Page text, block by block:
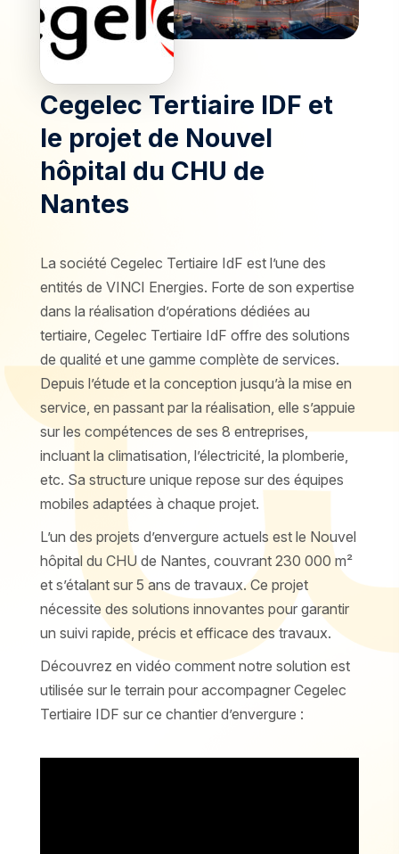
Cegelec Tertiaire IDF et
le projet de Nouvel
hôpital du CHU de
Nantes
La société Cegelec Tertiaire IdF est l’une des
entités de VINCI Energies. Forte de son expertise
dans la réalisation d’opérations dédiées au
tertiaire, Cegelec Tertiaire IdF offre des solutions
de qualité et une gamme complète de services.
Depuis l’étude et la conception jusqu’à la mise en
service, en passant par la réalisation, elle s’appuie
sur les compétences de ses 8 entreprises,
incluant la climatisation, l’électricité, la plomberie,
etc. Sa structure unique repose sur des équipes
mobiles adaptées à chaque projet.
L’un des projets d’envergure actuels est le Nouvel
hôpital du CHU de Nantes, couvrant 230 000 m²
et s’étalant sur 5 ans de travaux. Ce projet
nécessite des solutions innovantes pour garantir
un suivi rapide, précis et efficace des travaux.
Découvrez en vidéo comment notre solution est
utilisée sur le terrain pour accompagner Cegelec
Tertiaire IDF sur ce chantier d’envergure :